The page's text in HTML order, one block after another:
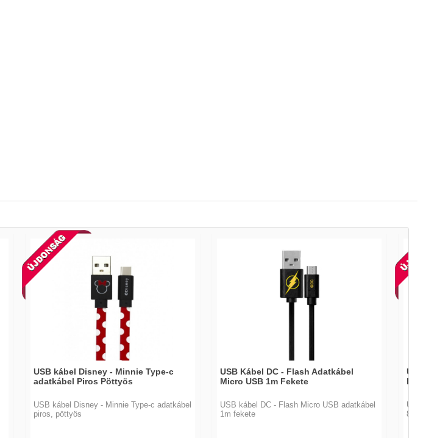
USB kábel Disney - Minnie Type-c
adatkábel Piros Pöttyös
USB kábel Disney - Minnie Type-c adatkábel
piros, pöttyös
USB Kábel DC - Flash Adatkábel
Micro USB 1m Fekete
USB kábel DC - Flash Micro USB adatkábel
1m fekete
USB
USB
8pin 1